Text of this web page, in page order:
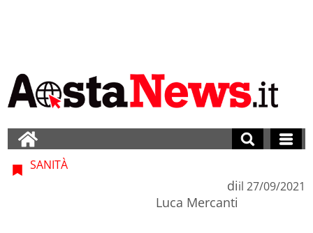
SANITÀ
di
Luca Mercanti
il 27/09/2021